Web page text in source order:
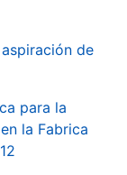
de
para la
la Fabrica